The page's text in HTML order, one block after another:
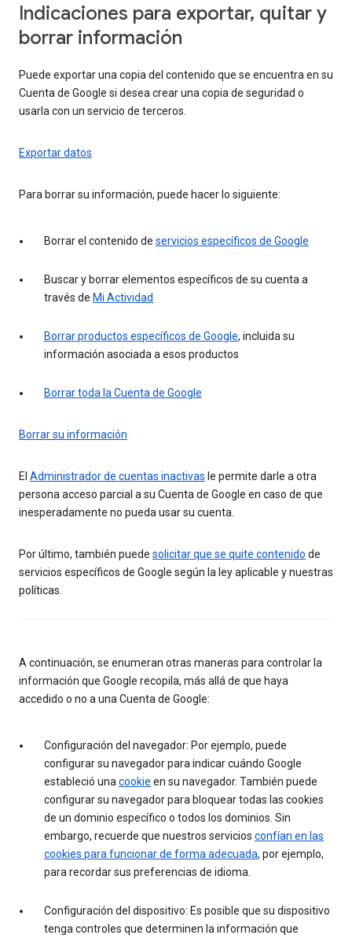
Indicaciones para exportar, quitar y
borrar información
Puede exportar una copia del contenido que se encuentra en su
Cuenta de Google si desea crear una copia de seguridad o
usarla con un servicio de terceros.
Exportar datos
Para borrar su información, puede hacer lo siguiente:
Borrar el contenido de servicios específicos de Google
Buscar y borrar elementos específicos de su cuenta a
través de Mi Actividad
Borrar productos específicos de Google, incluida su
información asociada a esos productos
Borrar toda la Cuenta de Google
Borrar su información
El Administrador de cuentas inactivas le permite darle a otra
persona acceso parcial a su Cuenta de Google en caso de que
inesperadamente no pueda usar su cuenta.
Por último, también puede solicitar que se quite contenido de
servicios específicos de Google según la ley aplicable y nuestras
políticas.
A continuación, se enumeran otras maneras para controlar la
información que Google recopila, más allá de que haya
accedido o no a una Cuenta de Google:
Configuración del navegador: Por ejemplo, puede
configurar su navegador para indicar cuándo Google
estableció una cookie en su navegador. También puede
configurar su navegador para bloquear todas las cookies
de un dominio específico o todos los dominios. Sin
embargo, recuerde que nuestros servicios confían en las
cookies para funcionar de forma adecuada, por ejemplo,
para recordar sus preferencias de idioma.
Configuración del dispositivo: Es posible que su dispositivo
tenga controles que determinen la información que